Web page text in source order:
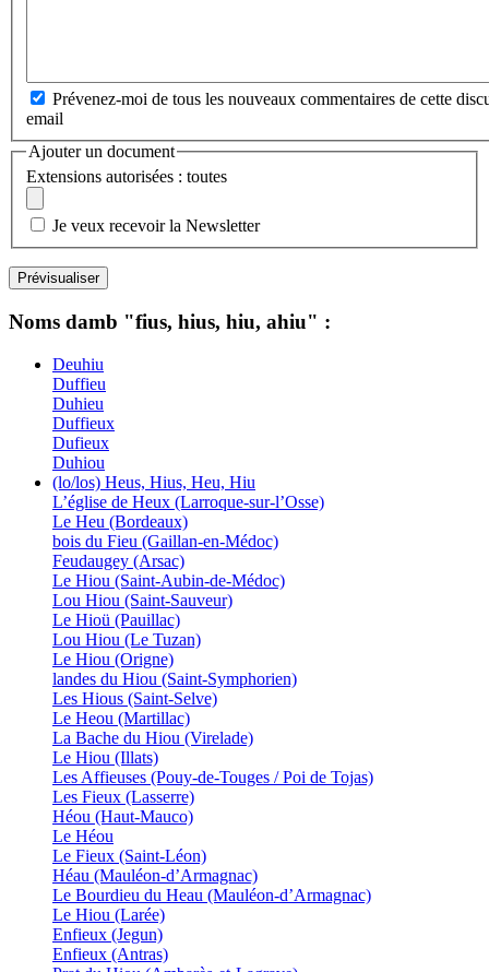
Prévenez-moi de tous les nouveaux commentaires de cette
email
Ajouter un document
Extensions autorisées : toutes
Je veux recevoir la Newsletter
Noms damb "fius, hius, hiu, ahiu" :
Deuhiu
Duffieu
Duhieu
Duffieux
Dufieux
Duhiou
(lo/los) Heus, Hius, Heu, Hiu
L’église de Heux (Larroque-sur-l’Osse)
Le Heu (Bordeaux)
bois du Fieu (Gaillan-en-Médoc)
Feudaugey (Arsac)
Le Hiou (Saint-Aubin-de-Médoc)
Lou Hiou (Saint-Sauveur)
Le Hioü (Pauillac)
Lou Hiou (Le Tuzan)
Le Hiou (Origne)
landes du Hiou (Saint-Symphorien)
Les Hious (Saint-Selve)
Le Heou (Martillac)
La Bache du Hiou (Virelade)
Le Hiou (Illats)
Les Affieuses (Pouy-de-Touges / Poi de Tojas)
Les Fieux (Lasserre)
Héou (Haut-Mauco)
Le Héou
Le Fieux (Saint-Léon)
Héau (Mauléon-d’Armagnac)
Le Bourdieu du Heau (Mauléon-d’Armagnac)
Le Hiou (Larée)
Enfieux (Jegun)
Enfieux (Antras)